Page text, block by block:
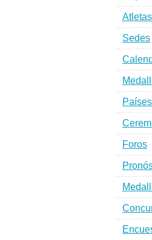
Atletas
Sedes
Países
Foros